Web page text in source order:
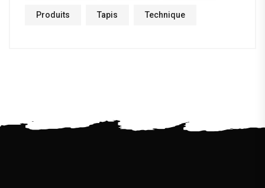
Produits Tapis Technique